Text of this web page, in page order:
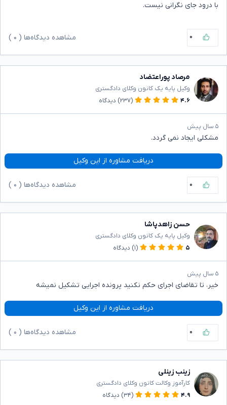
با درود جای نگرانی نیست.
۰ مشاهده دیدگاه‌ها ( ۰
مرصاد پوراعتضاد
وکیل پایه یک کانون وکلای دادگستری
۴.۶
(۲۳۷) دیدگاه
۵ سال پیش
مشکلی ایجاد نمی گردد.
دریافت مشاوره از این وکیل
۰ مشاهده دیدگاه‌ها ( ۰
حسن زاهدپاشا
وکیل پایه یک کانون وکلای دادگستری
۵
(۱) دیدگاه
۵ سال پیش
خیر، تا تقاضای اجرای حکم نکنید پرونده اجرایی تشکیل نمیشه
دریافت مشاوره از این وکیل
۰ مشاهده دیدگاه‌ها ( ۰
زینب زینلی
کارآموز وکالت کانون وکلای دادگستری
۴.۹
(۳۴) دیدگاه